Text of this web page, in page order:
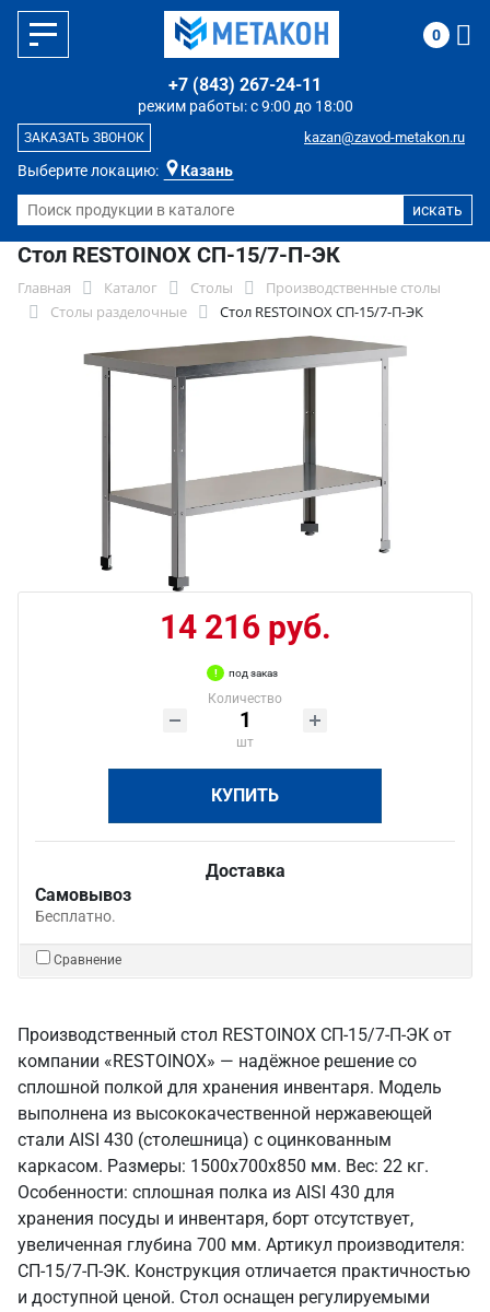
Выберите локацию: Казань
режим работы: с 9:00 до 18:00
+7 (843) 267-24-11
kazan@zavod-metakon.ru
ЗАКАЗАТЬ ЗВОНОК
0
Стол RESTOINOX СП-15/7-П-ЭК
Главная Каталог Столы
Производственные столы
Столы разделочные
Стол RESTOINOX СП-15/7-П-ЭК
14 216 руб.
под заказ
Количество
шт
КУПИТЬ
Доставка
Самовывоз
Бесплатно.
Сравнение
Производственный стол RESTOINOX СП-15/7-П-ЭК от
компании «RESTOINOX» — надёжное решение со
сплошной полкой для хранения инвентаря. Модель
выполнена из высококачественной нержавеющей
стали AISI 430 (столешница) с оцинкованным
каркасом. Размеры: 1500x700x850 мм. Вес: 22 кг.
Особенности: сплошная полка из AISI 430 для
хранения посуды и инвентаря, борт отсутствует,
увеличенная глубина 700 мм. Артикул производителя:
СП-15/7-П-ЭК. Конструкция отличается практичностью
и доступной ценой. Стол оснащен регулируемыми